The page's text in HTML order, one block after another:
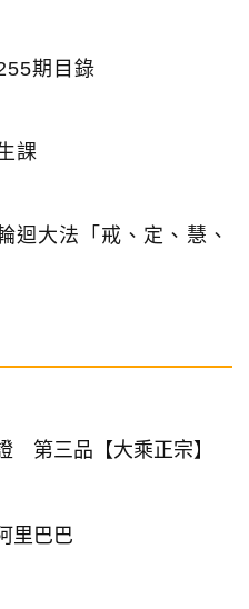
期目錄
課
迴大法「戒、定、慧、
第三品【大乘正宗】
里巴巴